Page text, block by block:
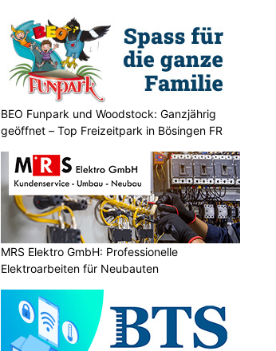
BEO Funpark und Woodstock: Ganzjährig
geöffnet – Top Freizeitpark in Bösingen FR
MRS Elektro GmbH: Professionelle
Elektroarbeiten für Neubauten